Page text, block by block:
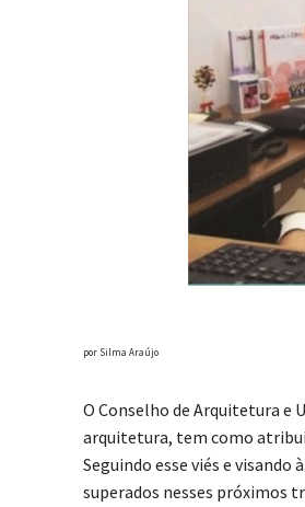
por Silma Araújo
O Conselho de Arquitetura e
arquitetura, tem como
Seguindo esse viés e
superados nesses próximos